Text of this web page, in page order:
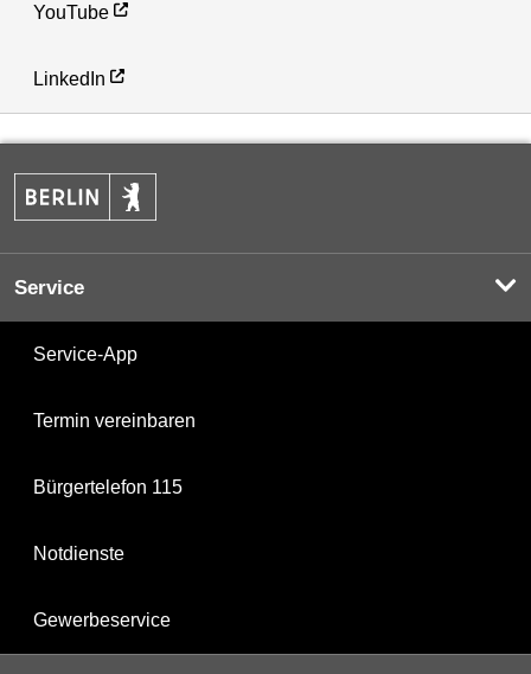
YouTube
LinkedIn
Service
Service-App
Termin vereinbaren
Bürgertelefon 115
Notdienste
Gewerbeservice